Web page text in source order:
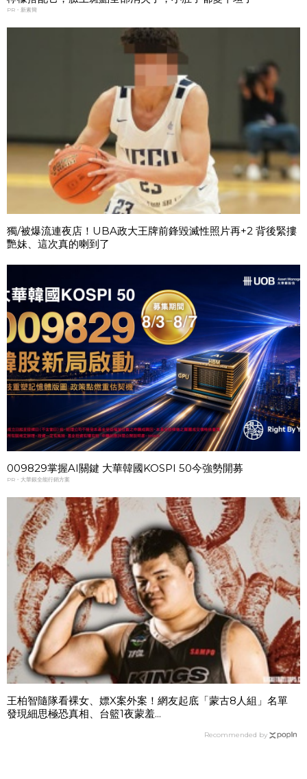
PR・新素簡
獨/被爆流連夜店！UBA政大王牌前鋒毀滅性照片再+2 背後緊摟
艷妹、這次真的喇到了
009829掌握AI關鍵 大華韓國KOSPI 50今強勢開募
PR・大華銀全能行銷方案
王柏智隨隊看裸女、嫖X案外案！網友起底「蒙古8人組」名單
發現細思極恐真相、台籃1夜蒙羞...
Recommended by